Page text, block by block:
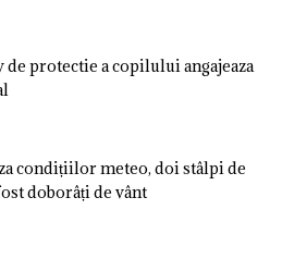
de protectie a copilului angajeaza
condițiilor meteo, doi stâlpi de
doborâți de vânt